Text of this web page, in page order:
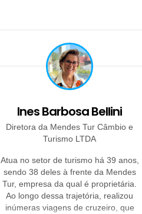
que exigiu soluções para a
complexidade específica dos
cruzeiros, incluindo múltiplas moedas,
diferentes metodologias de
pagamento a fornecedores
internacionais, prazos de liquidação
cobrança junto ao cliente final. Essa
experiência consolidou sua expertise
em estruturar sistemas robustos que
eficiência operacional no setor
marítimo.
Ines Barbosa Bellini
Diretora da Mendes Tur Câmbio e
Turismo LTDA
Atua no setor de turismo há 39 anos,
sendo 38 deles à frente da Mendes
Tur, empresa da qual é proprietária.
Ao longo dessa trajetória, realizou
inúmeras viagens de cruzeiro, que